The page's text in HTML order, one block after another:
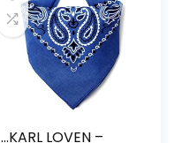
…KARL LOVEN –